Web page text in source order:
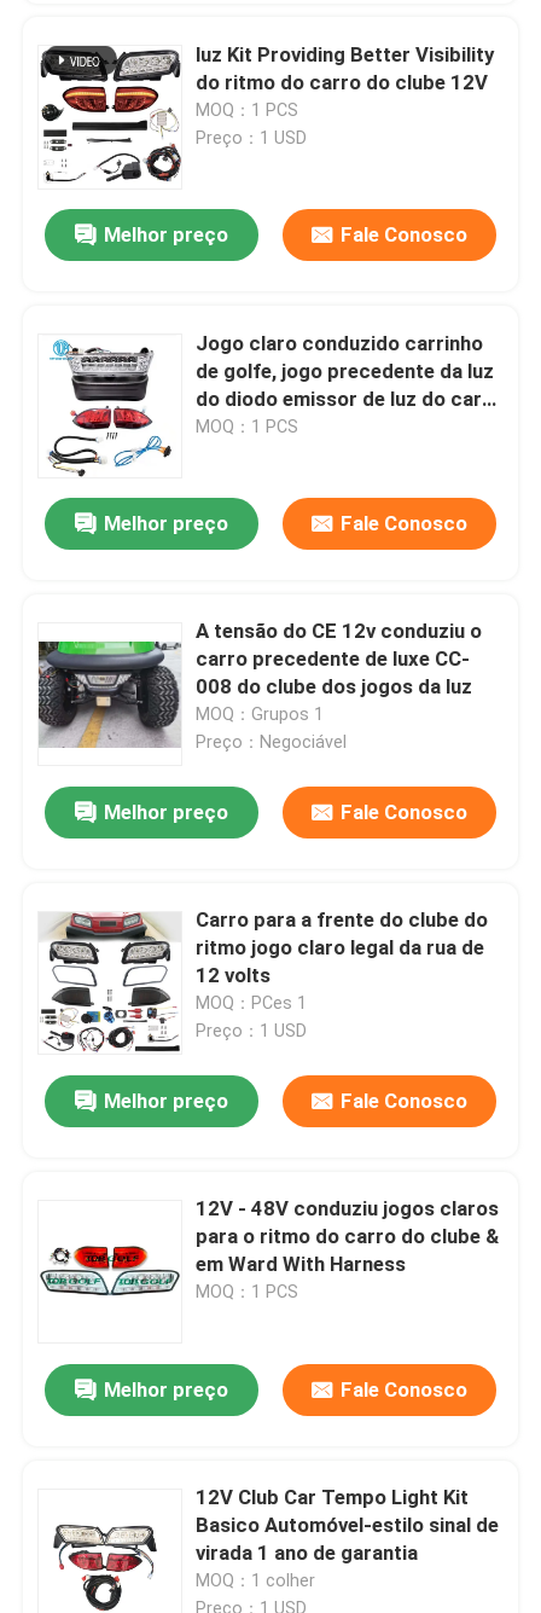
luz Kit Providing Better Visibility
do ritmo do carro do clube 12V
MOQ：1 PCS
Preço：1 USD
Melhor preço Fale Conosco
Jogo claro conduzido carrinho
de golfe, jogo precedente da luz
do diodo emissor de luz do carro
básico do clube
MOQ：1 PCS
Melhor preço Fale Conosco
A tensão do CE 12v conduziu o
carro precedente de luxe CC-
008 do clube dos jogos da luz
MOQ：Grupos 1
Preço：Negociável
Melhor preço Fale Conosco
Carro para a frente do clube do
ritmo jogo claro legal da rua de
12 volts
MOQ：PCes 1
Preço：1 USD
Melhor preço Fale Conosco
12V - 48V conduziu jogos claros
para o ritmo do carro do clube &
em Ward With Harness
MOQ：1 PCS
Melhor preço Fale Conosco
12V Club Car Tempo Light Kit
Basico Automóvel-estilo sinal de
virada 1 ano de garantia
MOQ：1 colher
Preço：1 USD